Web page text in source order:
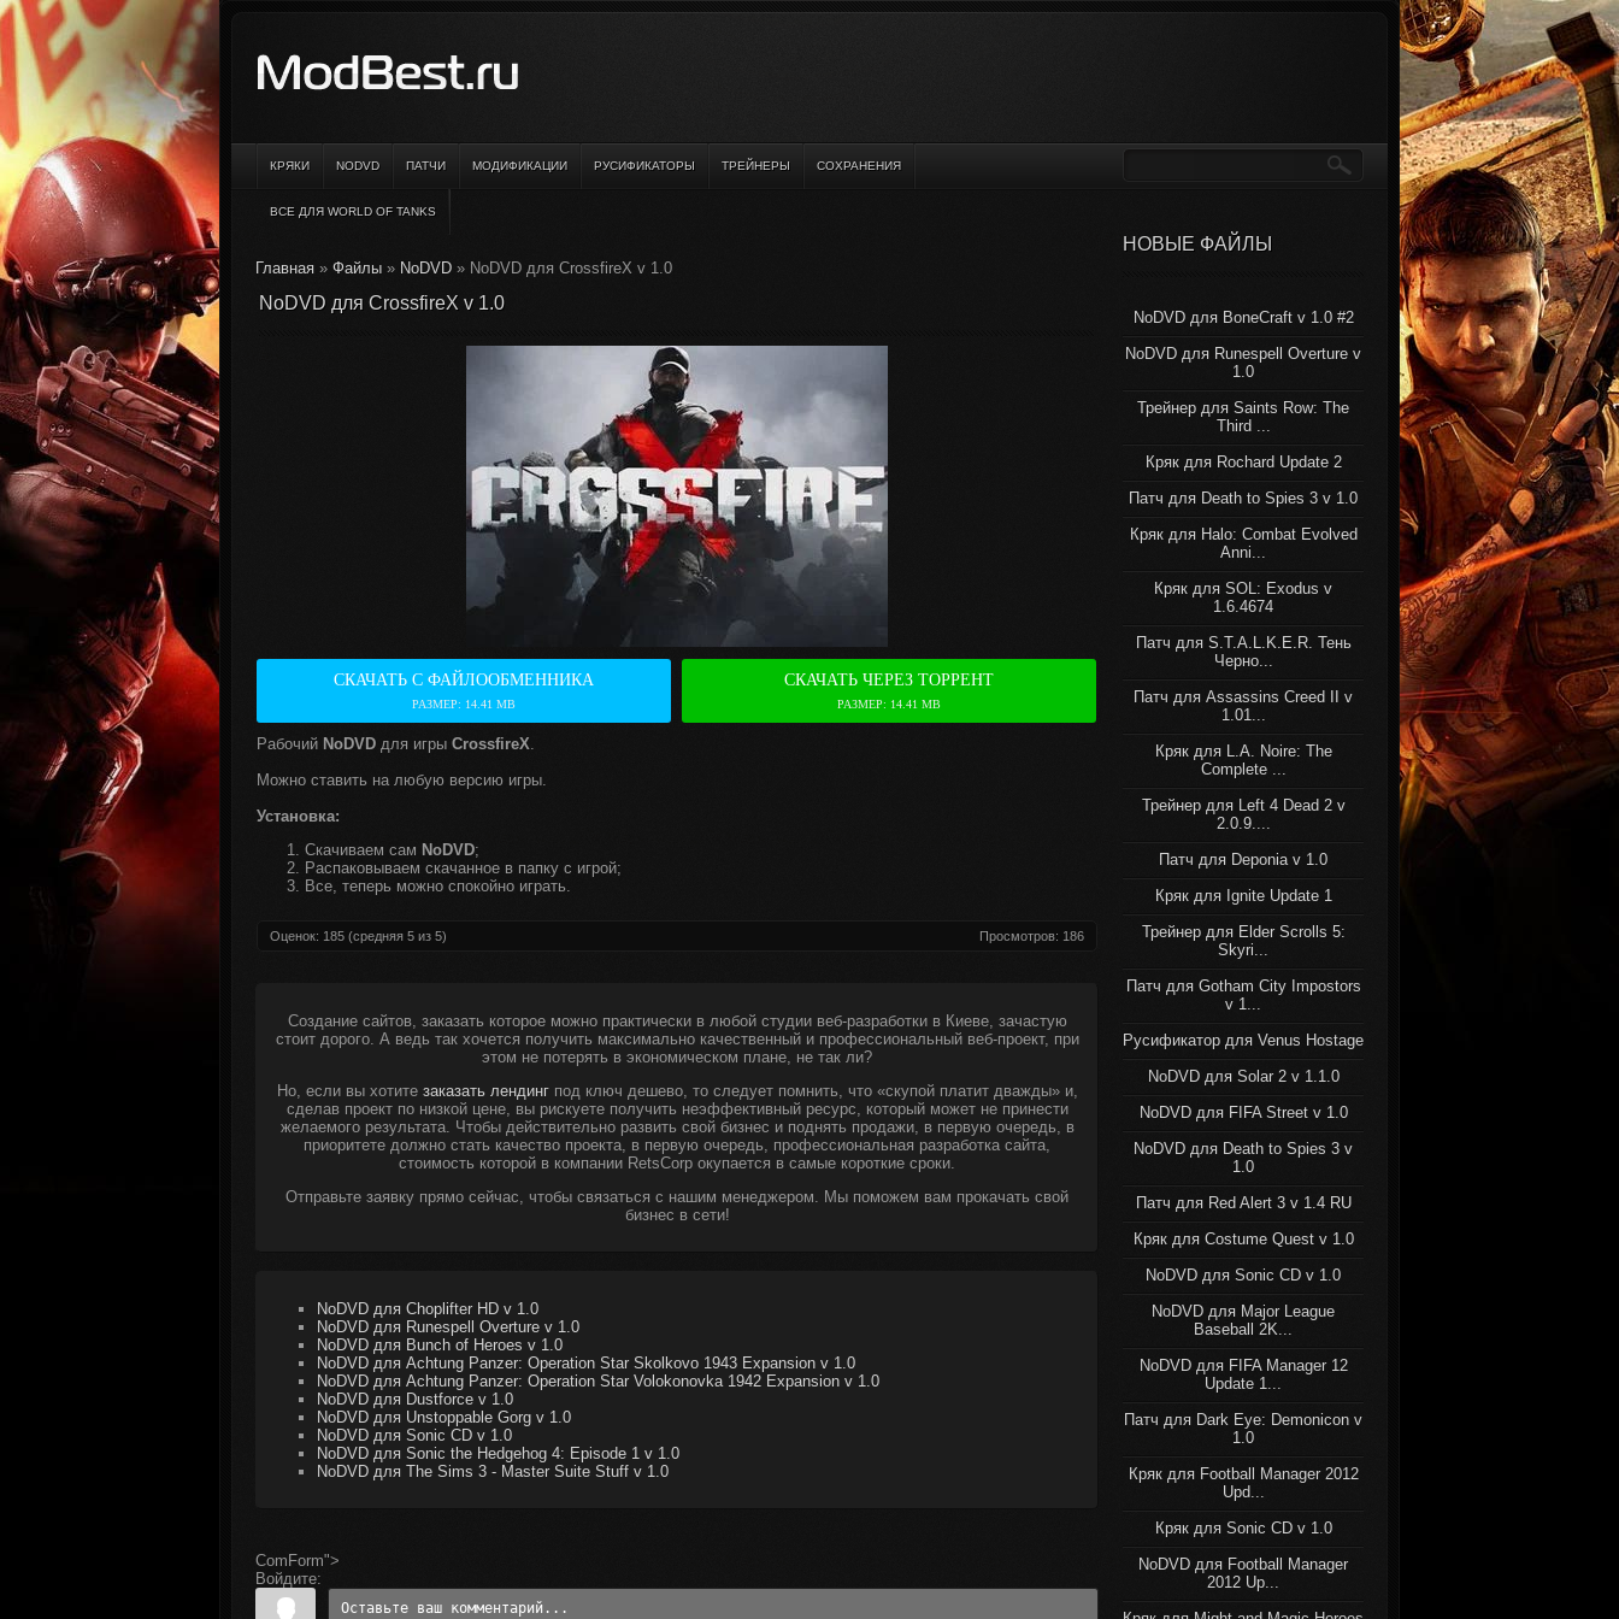
КРЯКИ NODVD ПАТЧИ МОДИФИКАЦИИ РУСИФИКАТОРЫ ТРЕЙНЕРЫ СОХРАНЕНИЯ
ВСЕ ДЛЯ WORLD OF TANKS
НОВЫЕ ФАЙЛЫ
NoDVD для BoneCraft v 1.0 #2
NoDVD для Runespell Overture v
1.0
Трейнер для Saints Row: The
Third ...
Кряк для Rochard Update 2
Патч для Death to Spies 3 v 1.0
Кряк для Halo: Combat Evolved
Anni...
Кряк для SOL: Exodus v
1.6.4674
Патч для S.T.A.L.K.E.R. Тень
Черно...
Патч для Assassins Creed II v
1.01...
Кряк для L.A. Noire: The
Complete ...
Трейнер для Left 4 Dead 2 v
2.0.9....
Патч для Deponia v 1.0
Кряк для Ignite Update 1
Трейнер для Elder Scrolls 5:
Skyri...
Патч для Gotham City Impostors
v 1...
Русификатор для Venus Hostage
NoDVD для Solar 2 v 1.1.0
NoDVD для FIFA Street v 1.0
NoDVD для Death to Spies 3 v
1.0
Патч для Red Alert 3 v 1.4 RU
Кряк для Costume Quest v 1.0
NoDVD для Sonic CD v 1.0
NoDVD для Major League
Baseball 2K...
NoDVD для FIFA Manager 12
Update 1...
Патч для Dark Eye: Demonicon v
1.0
Кряк для Football Manager 2012
Upd...
Кряк для Sonic CD v 1.0
NoDVD для Football Manager
2012 Up...
Главная » Файлы » NoDVD » NoDVD для CrossfireX v 1.0
NoDVD для CrossfireX v 1.0
СКАЧАТЬ С ФАЙЛООБМЕННИКА
РАЗМЕР: 14.41 MB
СКАЧАТЬ ЧЕРЕЗ ТОРРЕНТ
РАЗМЕР: 14.41 MB
Рабочий NoDVD для игры CrossfireX.
Можно ставить на любую версию игры.
Установка:
Скачиваем сам NoDVD;
Распаковываем скачанное в папку с игрой;
Все, теперь можно спокойно играть.
Просмотров: 186
Оценок: 185 (средняя 5 из 5)
Создание сайтов, заказать которое можно практически в любой студии веб-разработки в Киеве, зачастую
стоит дорого. А ведь так хочется получить максимально качественный и профессиональный веб-проект, при
этом не потерять в экономическом плане, не так ли?
Но, если вы хотите заказать лендингпод ключ дешево, то следует помнить, что «скупой платит дважды» и,
сделав проект по низкой цене, вы рискуете получить неэффективный ресурс, который может не принести
желаемого результата. Чтобы действительно развить свой бизнес и поднять продажи, в первую очередь, в
приоритете должно стать качество проекта, в первую очередь, профессиональная разработка сайта,
стоимость которой в компании RetsCorp окупается в самые короткие сроки.
Отправьте заявку прямо сейчас, чтобы связаться с нашим менеджером. Мы поможем вам прокачать свой
бизнес в сети!
NoDVD для Choplifter HD v 1.0
NoDVD для Runespell Overture v 1.0
NoDVD для Bunch of Heroes v 1.0
NoDVD для Achtung Panzer: Operation Star Skolkovo 1943 Expansion v 1.0
NoDVD для Achtung Panzer: Operation Star Volokonovka 1942 Expansion v 1.0
NoDVD для Dustforce v 1.0
NoDVD для Unstoppable Gorg v 1.0
NoDVD для Sonic CD v 1.0
NoDVD для Sonic the Hedgehog 4: Episode 1 v 1.0
NoDVD для The Sims 3 - Master Suite Stuff v 1.0
ComForm">
Войдите: